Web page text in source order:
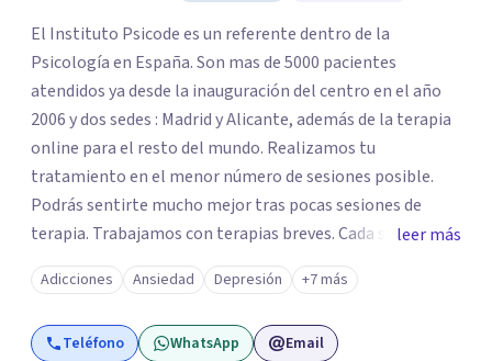
El Instituto Psicode es un referente dentro de la
Psicología en España. Son mas de 5000 pacientes
atendidos ya desde la inauguración del centro en el año
2006 y dos sedes : Madrid y Alicante, además de la terapia
online para el resto del mundo. Realizamos tu
tratamiento en el menor número de sesiones posible.
Podrás sentirte mucho mejor tras pocas sesiones de
terapia. Trabajamos con terapias breves. Cada sesión de
terapia te resultará de utilidad y te ayudará a conseguir
tus objetivos. Entre nuestras especialidades destaca la
terapia de pareja y sexual, así como el tratamiento de
problemas emocionales, obsesiones, ansiedad , estrés,
leer más
Adicciones Ansiedad Depresión +7 más
Teléfono WhatsApp Email